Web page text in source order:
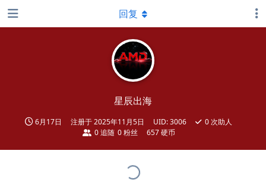
星辰出海
6月17日 注册于2025年11月5日 UID:3006 0 次助人
0 追随 0 粉丝 657 硬币
回复